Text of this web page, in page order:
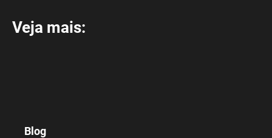
Veja mais:
Blog